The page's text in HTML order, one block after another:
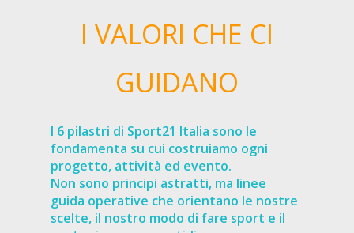
I VALORI CHE CI
GUIDANO
I 6 pilastri di Sport21 Italia sono le
fondamenta su cui costruiamo ogni
progetto, attività ed evento.
Non sono principi astratti, ma linee
guida operative che orientano le nostre
scelte, il nostro modo di fare sport e il